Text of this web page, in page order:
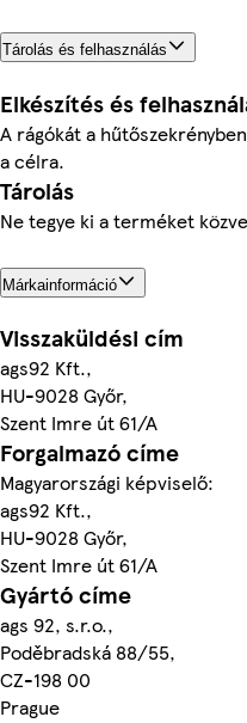
Tárolás és felhasználás
Elkészítés és
A rágókát a
a célra.
Tárolás
Ne tegye ki a terméket
Márkainformáció
Visszaküldési cím
ags92 Kft.,
HU-9028 Győr,
Szent Imre út 61/A
Forgalmazó címe
Magyarországi képviselő:
ags92 Kft.,
HU-9028 Győr,
Szent Imre út 61/A
Gyártó címe
ags 92, s.r.o.,
Poděbradská 88/55,
CZ-198 00
Prague